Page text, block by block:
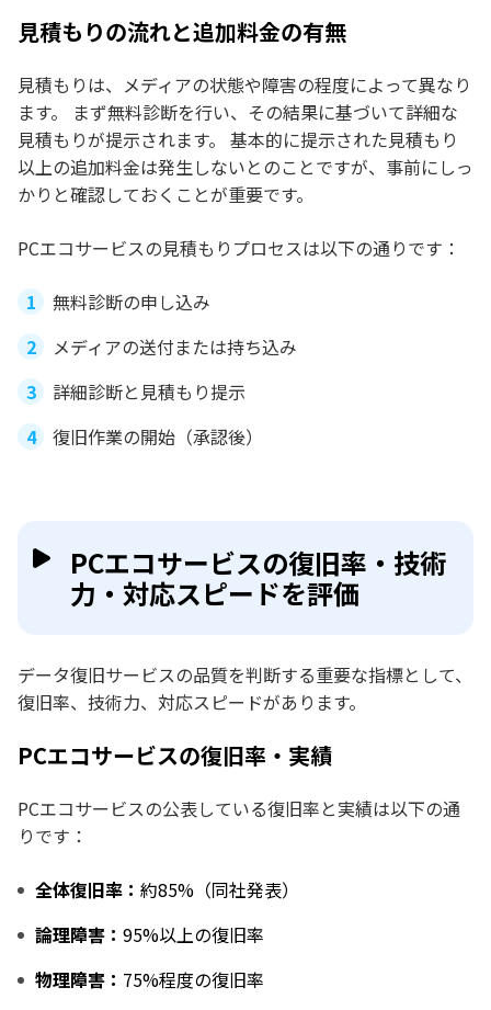
見積もりの流れと追加料金の有無
見積もりは、メディアの状態や障害の程度によって異なり
ます。 まず無料診断を行い、その結果に基づいて詳細な
見積もりが提示されます。 基本的に提示された見積もり
以上の追加料金は発生しないとのことですが、事前にしっ
かりと確認しておくことが重要です。
PCエコサービスの見積もりプロセスは以下の通りです：
無料診断の申し込み
メディアの送付または持ち込み
詳細診断と見積もり提示
復旧作業の開始（承認後）
PCエコサービスの復旧率・技術
力・対応スピードを評価
データ復旧サービスの品質を判断する重要な指標として、
復旧率、技術力、対応スピードがあります。
PCエコサービスの復旧率・実績
PCエコサービスの公表している復旧率と実績は以下の通
りです：
全体復旧率： 約85%（同社発表）
論理障害： 95%以上の復旧率
物理障害： 75%程度の復旧率